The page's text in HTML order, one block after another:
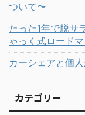
ついて〜
たった1年で脱サ
ゃっく式ロードマ
カーシェアと個
カテゴリー